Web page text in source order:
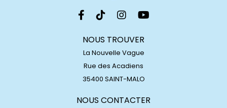
NOUS TROUVER
La Nouvelle Vague
Rue des Acadiens
35400 SAINT-MALO
NOUS CONTACTER